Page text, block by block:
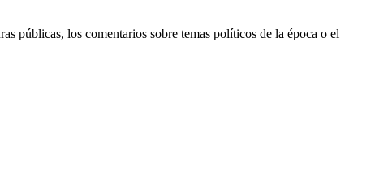
públicas, los comentarios sobre temas políticos de la época o el